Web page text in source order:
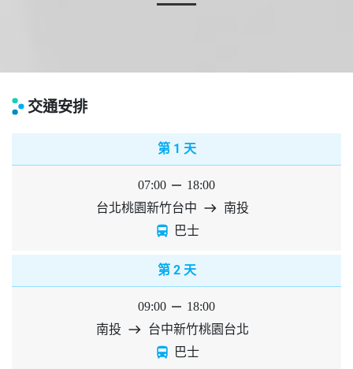
交通安排
第 1 天
07:00 horizontal_rule 18:00
台北桃園新竹台中 east 南投
directions_bus 巴士
第 2 天
09:00 horizontal_rule 18:00
南投 east 台中新竹桃園台北
directions_bus 巴士